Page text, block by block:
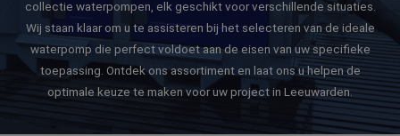
collectie waterpompen, elk geschikt voor verschillende situaties.
Wij staan klaar om u te assisteren bij het selecteren van de ideale
waterpomp die perfect voldoet aan de eisen van uw specifieke
toepassing. Ontdek ons assortiment en laat ons u helpen de
optimale keuze te maken voor uw project in Leeuwarden.